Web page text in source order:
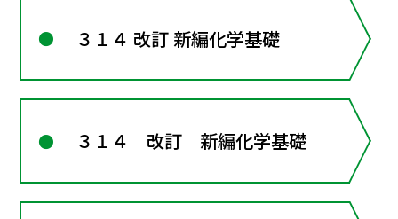
３１４ 改訂 新編化学基礎
３１４ 改訂 新編化学基礎